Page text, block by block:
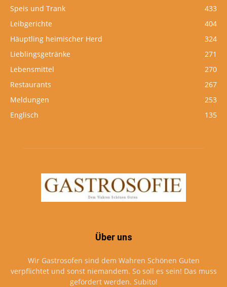
Speis und Trank
433
Leibgerichte
404
Häuptling heimischer Herd
324
Lieblingsgetränke
271
Lebensmittel
270
Restaurants
267
Meldungen
253
Englisch
135
Über uns
Wir Gastrosofen sind dem Wahren Schönen Guten
verpflichtet und sonst niemandem. So soll es sein! Das muss
gefördert werden. Subito!